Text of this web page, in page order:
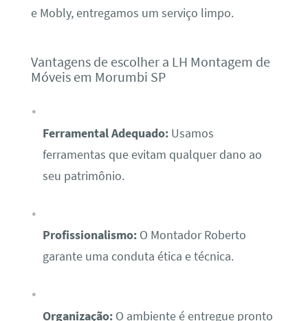
e Mobly, entregamos um serviço limpo.
Vantagens de escolher a LH Montagem de
Móveis em Morumbi SP
Ferramental Adequado:Usamos
ferramentas que evitam qualquer dano ao
seu patrimônio.
Profissionalismo:O Montador Roberto
garante uma conduta ética e técnica.
Organização:O ambiente é entregue pronto